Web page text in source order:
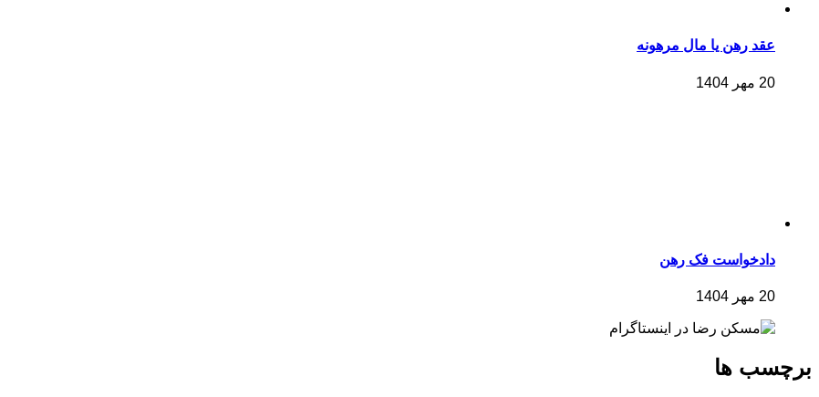
عقد رهن یا مال مرهونه
20 مهر 1404
دادخواست فک رهن
20 مهر 1404
برچسب ها